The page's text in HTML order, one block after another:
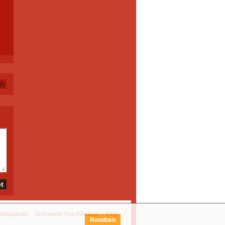
Széchenyi Terv Pályázat FAQ
Rendben